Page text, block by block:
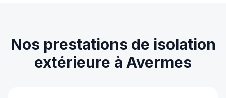
Nos prestations de isolation
extérieure à Avermes